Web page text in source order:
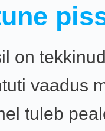
on
vaadus
tuleb